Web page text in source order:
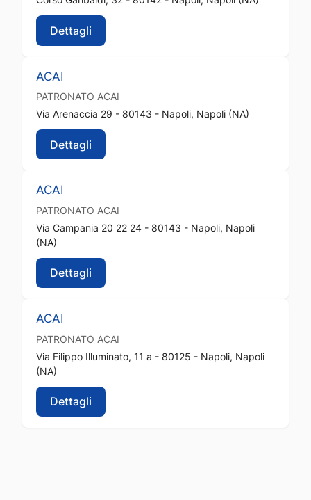
Dettagli
ACAI
PATRONATO ACAI
Via Arenaccia 29 - 80143 - Napoli, Napoli (NA)
Dettagli
ACAI
PATRONATO ACAI
Via Campania 20 22 24 - 80143 - Napoli, Napoli
(NA)
Dettagli
ACAI
PATRONATO ACAI
Via Filippo Illuminato, 11 a - 80125 - Napoli, Napoli
(NA)
Dettagli